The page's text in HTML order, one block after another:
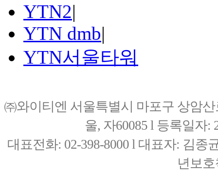
YTN2|
YTN dmb|
YTN서울타워
㈜와이티엔 서울특별시 마포구 상암
울, 자60085 l 등록일자:
대표전화: 02-398-8000 l 대표자: 김종
년보